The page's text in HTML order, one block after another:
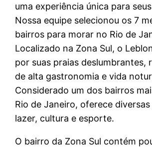
uma experiência única para
Nossa equipe selecionou os 7
bairros para morar no Rio de
Localizado na Zona Sul, o
por suas praias deslumbrantes,
de alta gastronomia e vida
Considerado um dos bairros
Rio de Janeiro, oferece
lazer, cultura e esporte.
O bairro da Zona Sul contém